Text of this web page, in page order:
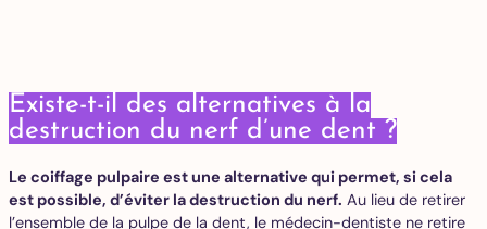
Existe-t-il des alternatives à la
destruction du nerf d’une dent ?
Le coiffage pulpaire est une alternative qui permet, si cela
est possible, d’éviter la destruction du nerf. Au lieu de retirer
l’ensemble de la pulpe de la dent, le médecin-dentiste ne retire